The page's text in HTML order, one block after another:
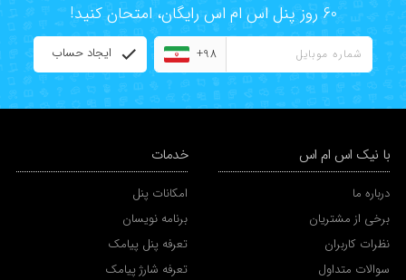
60 روز پنل اس ام اس رایگان، امتحان کنید!
+98 ایجاد حساب
با نیک اس ام اس
درباره ما
برخی از مشتریان
نظرات کاربران
سوالات متداول
خدمات
امکانات پنل
برنامه نویسان
تعرفه پنل پیامک
تعرفه شارژ پیامک